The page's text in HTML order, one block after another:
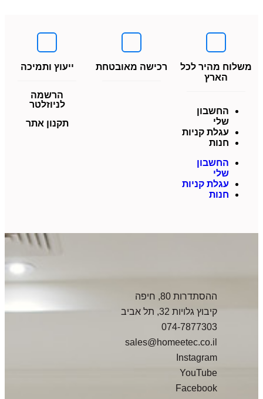
משלוח מהיר לכל
הארץ
החשבון
שלי
עגלת קניות
חנות
החשבון
שלי
עגלת קניות
חנות
רכישה מאובטחת ייעוץ ותמיכה
הרשמה
לניוזלטר
תקנון אתר
ההסתדרות 80, חיפה
קיבוץ גלויות 32, תל אביב
074-7877303
sales@homeetec.co.il
Instagram
YouTube
Facebook